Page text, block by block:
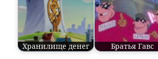
Хранилище денег Братья Гавс